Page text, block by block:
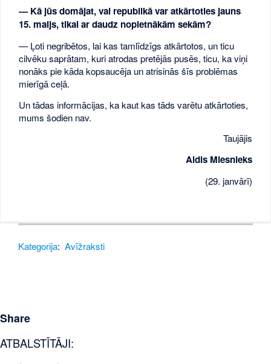
— Kā jūs domājat, vai republikā var atkārtoties jauns
15. maijs, tikai ar daudz nopietnākām sekām?
— Ļoti negribētos, lai kas tamlīdzīgs atkārtotos, un ticu
cilvēku saprātam, kuri atrodas pretējās pusēs, ticu, ka viņi
nonāks pie kāda kopsaucēja un atrisinās šīs problēmas
mierīgā ceļā.
Un tādas informācijas, ka kaut kas tāds varētu atkārtoties,
mums šodien nav.
Taujājis
Aldis Miesnieks
(29. janvārī)
Kategorija: Avīžraksti
Share
ATBALSTĪTĀJI: